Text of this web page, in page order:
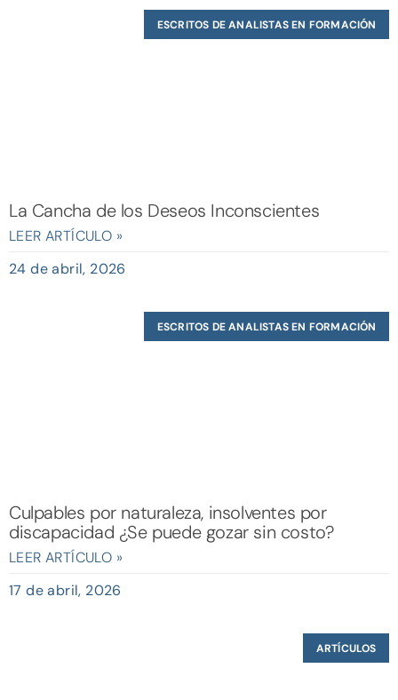
ESCRITOS DE ANALISTAS EN FORMACIÓN
La Cancha de los Deseos Inconscientes
LEER ARTÍCULO »
24 de abril, 2026
ESCRITOS DE ANALISTAS EN FORMACIÓN
Culpables por naturaleza, insolventes por
discapacidad ¿Se puede gozar sin costo?
LEER ARTÍCULO »
17 de abril, 2026
ARTÍCULOS